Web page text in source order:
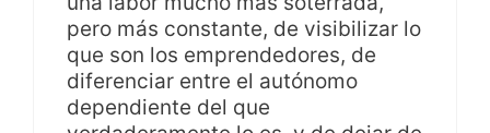
pero más constante, de visibilizar lo
que son los emprendedores, de
diferenciar entre el autónomo
dependiente del que